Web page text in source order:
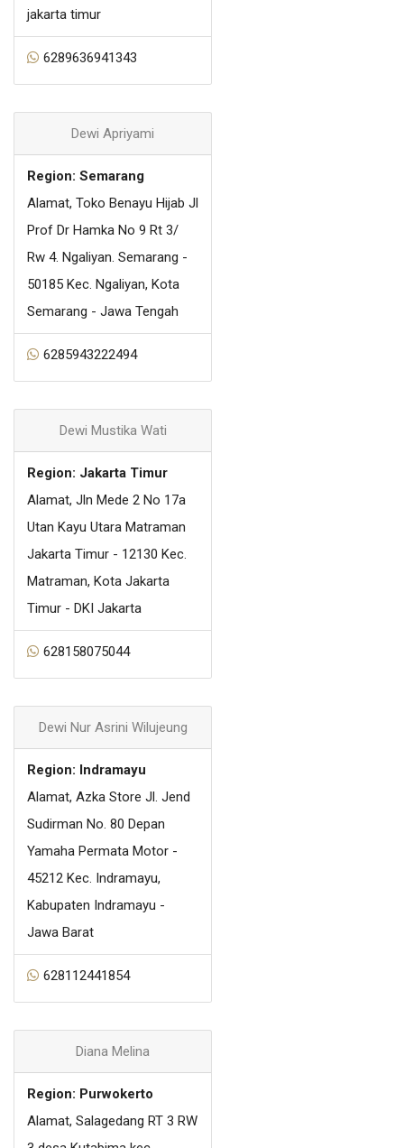
jakarta timur
6289636941343
Dewi Apriyami
Region: Semarang
Alamat, Toko Benayu Hijab Jl
Prof Dr Hamka No 9 Rt 3/
Rw 4. Ngaliyan. Semarang -
50185 Kec. Ngaliyan, Kota
Semarang - Jawa Tengah
6285943222494
Dewi Mustika Wati
Region: Jakarta Timur
Alamat, Jln Mede 2 No 17a
Utan Kayu Utara Matraman
Jakarta Timur - 12130 Kec.
Matraman, Kota Jakarta
Timur - DKI Jakarta
628158075044
Dewi Nur Asrini Wilujeung
Region: Indramayu
Alamat, Azka Store Jl. Jend
Sudirman No. 80 Depan
Yamaha Permata Motor -
45212 Kec. Indramayu,
Kabupaten Indramayu -
Jawa Barat
628112441854
Diana Melina
Region: Purwokerto
Alamat, Salagedang RT 3 RW